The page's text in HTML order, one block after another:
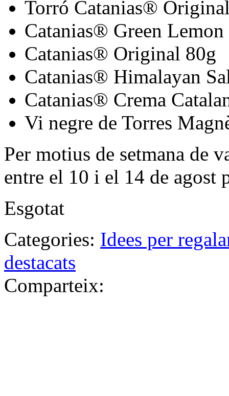
Torró Catanias®
Catanias® Green Lemon
Catanias® Original 80g
Catanias® Himalayan
Catanias® Crema
Vi negre de Torres
Per motius de setmana de
entre el 10 i el 14 de agost
Esgotat
Categories: Idees per
destacats
Comparteix: